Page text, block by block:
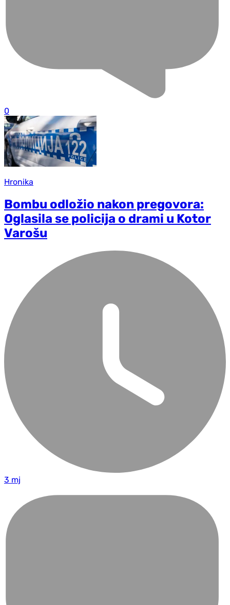
0
Hronika
Bombu odložio nakon pregovora:
Oglasila se policija o drami u Kotor
Varošu
3 mj